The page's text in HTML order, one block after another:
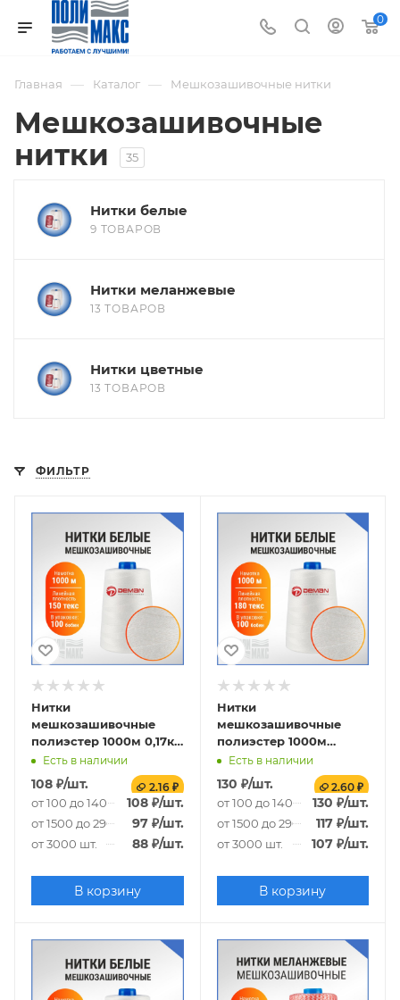
0
Главная — Каталог — Мешкозашивочные нитки
Мешкозашивочные
нитки
35
Нитки белые
9 ТОВАРОВ
Нитки меланжевые
13 ТОВАРОВ
Нитки цветные
13 ТОВАРОВ
ФИЛЬТР
Нитки
мешкозашивочные
полиэстер 1000м 0,17кг
150текс, белый
Есть в наличии
108 ₽/шт. 2.16 ₽
от 100 до 1400 шт.108₽/шт.
от 1500 до 2900 шт.
97₽/шт.
от 3000 шт. 88₽/шт.
В корзину
Нитки
мешкозашивочные
полиэстер 1000м
0,20кг 180текс, белый,
зауженная втулка
Есть в наличии
130 ₽/шт. 2.60 ₽
от 100 до 1400 шт.130 ₽/шт.
от 1500 до 2900 шт.
117 ₽/шт.
от 3000 шт. 107 ₽/шт.
В корзину